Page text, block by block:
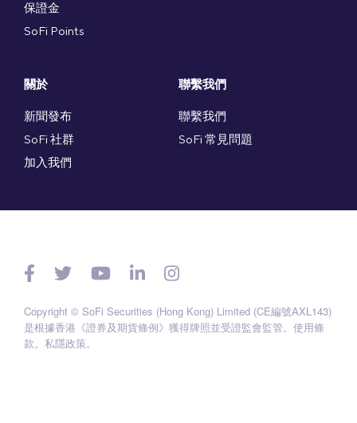
保證金
SoFi Points
關於
新聞發布
SoFi 社群
加入我們
聯繫我們
聯繫我們
SoFi 常見問題
Copyright © SoFi Securities (Hong Kong) Limited (CE編號AXL143)
是根據香港《證券及期貨條例》獲得牌照並受證監會監管。 使用條
款。 私隱政策。